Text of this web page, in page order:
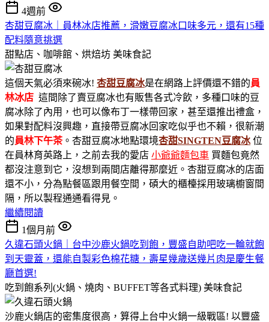
4週前
杏甜豆腐冰｜員林冰店推薦，滑嫩豆腐冰口味多元，還有15種
配料隨意挑選
甜點店、咖啡館、烘焙坊 美味食記
這個天氣必須來碗冰! 杏甜豆腐冰是在網路上評價還不錯的員
林冰店 這間除了賣豆腐冰也有販售各式冷飲，多種口味的豆
腐冰除了內用，也可以像布丁一樣帶回家，甚至還推出禮盒，
如果對配料沒興趣，直接帶豆腐冰回家吃似乎也不賴，很新潮
的員林下午茶。杏甜豆腐冰地點環境杏甜SINGTEN豆腐冰 位
在員林育英路上，之前去我的愛店 小爺爺麵包車 買麵包竟然
都沒注意到它，沒想到兩間店離得那麼近。杏甜豆腐冰的店面
還不小，分為點餐區跟用餐空間，碩大的櫃檯採用玻璃櫥窗間
隔，所以製程通通看得見。
繼續閱讀
1個月前
久違石頭火鍋｜台中沙鹿火鍋吃到飽，豐盛自助吧吃一輪就飽
到天靈蓋，還能自製彩色棉花糖，壽星幾歲送幾片肉是慶生餐
廳首選!
吃到飽系列(火鍋、燒肉、BUFFET等各式料理) 美味食記
沙鹿火鍋店的密集度很高，算得上台中火鍋一級戰區! 以豐盛